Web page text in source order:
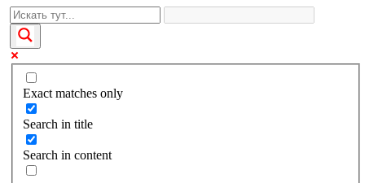
Exact matches only
Search in title
Search in content